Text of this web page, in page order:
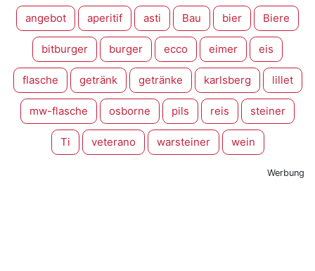
angebot aperitif asti Bau bier Biere
bitburger burger ecco eimer eis
flasche getränk getränke karlsberg lillet
mw-flasche osborne pils reis steiner
Ti veterano warsteiner wein
Werbung